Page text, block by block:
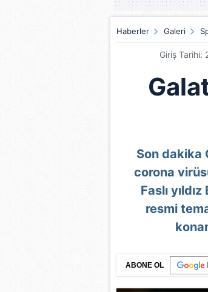
Haberler Galeri
Giriş Tarihi:
Son dakika
corona
Faslı
resmi
ABONE OL